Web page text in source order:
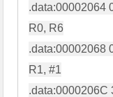
.data:00002064
R0, R6
.data:00002068
R1, #1
.data:0000206C